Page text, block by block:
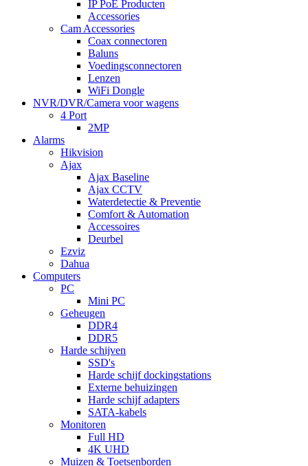
IP PoE Producten
Accessories
Cam Accessories
Coax connectoren
Baluns
Voedingsconnectoren
Lenzen
WiFi Dongle
NVR/DVR/Camera voor wagens
4 Port
2MP
Alarms
Hikvision
Ajax
Ajax Baseline
Ajax CCTV
Waterdetectie & Preventie
Comfort & Automation
Accessoires
Deurbel
Ezviz
Dahua
Computers
PC
Mini PC
Geheugen
DDR4
DDR5
Harde schijven
SSD's
Harde schijf dockingstations
Externe behuizingen
Harde schijf adapters
SATA-kabels
Monitoren
Full HD
4K UHD
Muizen & Toetsenborden